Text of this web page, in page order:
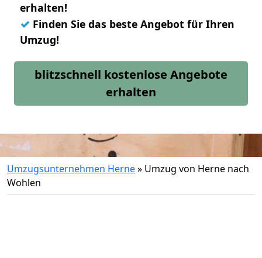
erhalten!
✓ Finden Sie das beste Angebot für Ihren
Umzug!
blitzschnell kostenlose Angebote
erhalten
Umzugsunternehmen Herne» Umzug von Herne nach
Wohlen